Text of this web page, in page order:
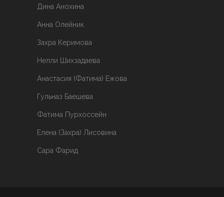
Дина Анохина
Анна Олейник
Захра Керимова
Нелли Шихзадаева
Анастасия (Фатима) Ежова
Гульназ Баешева
Фатима Пурхоссейн
Елена (Захра) Лисовина
Сара Фарид